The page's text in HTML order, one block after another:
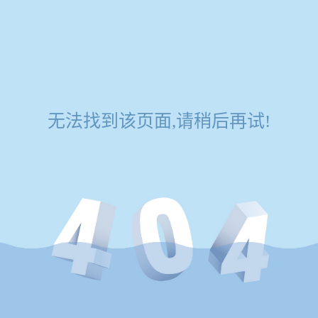
无法找到该页面,请稍后再试!